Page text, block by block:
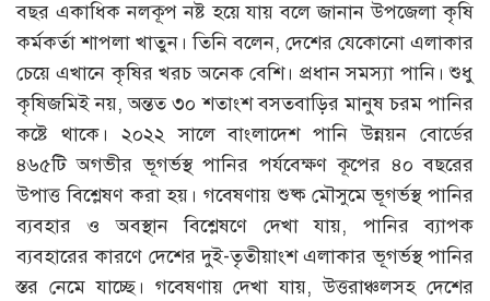
বছর একাধিক নলকূপ নষ্ট হয়ে যায় বলে জানান উপজেলা কৃষি
কর্মকর্তা শাপলা খাতুন। তিনি বলেন, দেশের যেকোনো এলাকার
চেয়ে এখানে কৃষির খরচ অনেক বেশি। প্রধান সমস্যা পানি। শুধু
কৃষিজমিই নয়, অন্তত ৩০ শতাংশ বসতবাড়ির মানুষ চরম পানির
কষ্টে থাকে। ২০২২ সালে বাংলাদেশ পানি উন্নয়ন বোর্ডের
৪৬৫টি অগভীর ভূগর্ভস্থ পানির পর্যবেক্ষণ কূপের ৪০ বছরের
উপাত্ত বিশ্লেষণ করা হয়। গবেষণায় শুষ্ক মৌসুমে ভূগর্ভস্থ পানির
ব্যবহার ও অবস্থান বিশ্লেষণে দেখা যায়, পানির ব্যাপক
ব্যবহারের কারণে দেশের দুই-তৃতীয়াংশ এলাকার ভূগর্ভস্থ পানির
স্তর নেমে যাচ্ছে। গবেষণায় দেখা যায়, উত্তরাঞ্চলসহ দেশের